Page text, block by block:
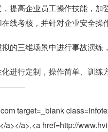
提高企业员工操作技能，
线考核，并针对企业安全操
的三维场景中进行事故演练
进行定制，操作简单、训练